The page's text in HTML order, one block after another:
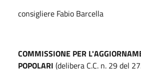
consigliere Fabio Barcella
COMMISSIONE PER
POPOLARI (delibera C.C. n. 29 del